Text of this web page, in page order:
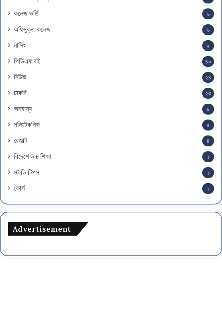
কলেজ ভর্তি ৬
অধিভুক্ত কলেজ ৬
নার্সিং ২
পিডিএফ বই ৪০
নিউজ ২৪
চাকরি ২৩
অন্যান্য ৯
পলিটেকনিক ৫
রেজাল্ট ৪
বিদেশে উচ্চ শিক্ষা ১
স্টাডি টিপস ১
কোর্স ১
Advertisement